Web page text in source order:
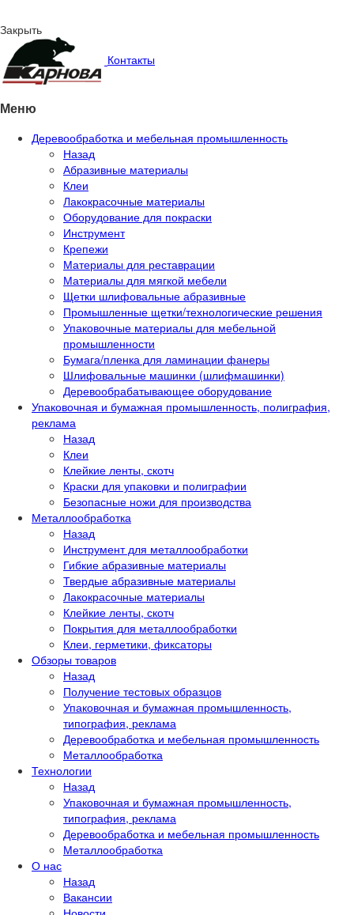
Закрыть
Контакты
Меню
Деревообработка и мебельная промышленность
Назад
Абразивные материалы
Клеи
Лакокрасочные материалы
Оборудование для покраски
Инструмент
Крепежи
Материалы для реставрации
Материалы для мягкой мебели
Щетки шлифовальные абразивные
Промышленные щетки/технологические решения
Упаковочные материалы для мебельной
промышленности
Бумага/пленка для ламинации фанеры
Шлифовальные машинки (шлифмашинки)
Деревообрабатывающее оборудование
Упаковочная и бумажная промышленность, полиграфия,
реклама
Назад
Клеи
Клейкие ленты, скотч
Краски для упаковки и полиграфии
Безопасные ножи для производства
Металлообработка
Назад
Инструмент для металлообработки
Гибкие абразивные материалы
Твердые абразивные материалы
Лакокрасочные материалы
Клейкие ленты, скотч
Покрытия для металлообработки
Клеи, герметики, фиксаторы
Обзоры товаров
Назад
Получение тестовых образцов
Упаковочная и бумажная промышленность,
типография, реклама
Деревообработка и мебельная промышленность
Металлообработка
Технологии
Назад
Упаковочная и бумажная промышленность,
типография, реклама
Деревообработка и мебельная промышленность
Металлообработка
О нас
Назад
Вакансии